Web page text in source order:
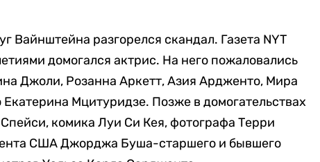
Вайнштейна разгорелся скандал. Газета NYT
домогался актрис. На него пожаловались
Джоли, Розанна Аркетт, Азия Ардженто, Мира
Мцитуридзе. Позже в домогательствах
комика Луи Си Кея, фотографа Терри
США Джорджа Буша-старшего и бывшего